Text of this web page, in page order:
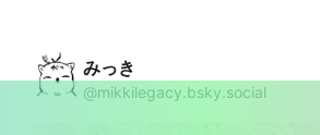
みっき
@mikkilegacy.bsky.social